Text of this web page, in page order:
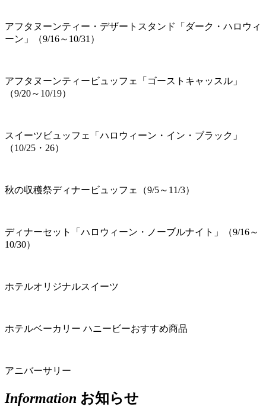
アフタヌーンティー・デザートスタンド「ダーク・ハロウィ
ーン」（9/16～10/31）
アフタヌーンティービュッフェ「ゴーストキャッスル」
（9/20～10/19）
スイーツビュッフェ「ハロウィーン・イン・ブラック」
（10/25・26）
秋の収穫祭ディナービュッフェ（9/5～11/3）
ディナーセット「ハロウィーン・ノーブルナイト」（9/16～
10/30）
ホテルオリジナルスイーツ
ホテルベーカリー ハニービーおすすめ商品
アニバーサリー
Information お知らせ